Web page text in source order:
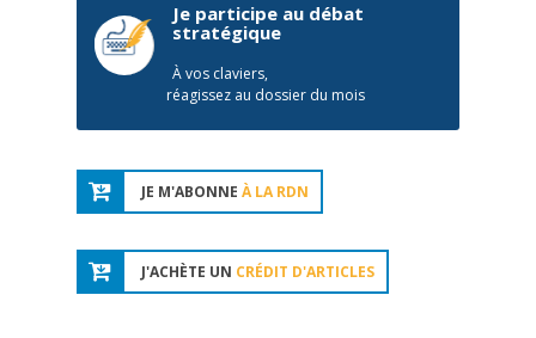
Je participe au débat
stratégique
À vos claviers,
réagissez au dossier du mois
JE M'ABONNE À LA RDN
J'ACHÈTE UN CRÉDIT D'ARTICLES